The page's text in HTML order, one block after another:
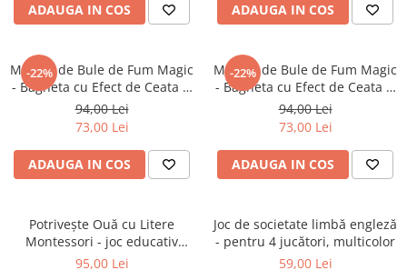
ADAUGA IN COS ADAUGA IN COS
-22%
Masina de Bule de Fum Magic
- Bagheta cu Efect de Ceata si
Lumina LED - Roz
94,00 Lei
73,00 Lei
ADAUGA IN COS
-22%
Masina de Bule de Fum Magic
- Bagheta cu Efect de Ceata si
Lumina LED Verde
94,00 Lei
73,00 Lei
ADAUGA IN COS
Potrivește Ouă cu Litere
Montessori - joc educativ
alfabet
95,00 Lei
Joc de societate limbă engleză
- pentru 4 jucători, multicolor
59,00 Lei